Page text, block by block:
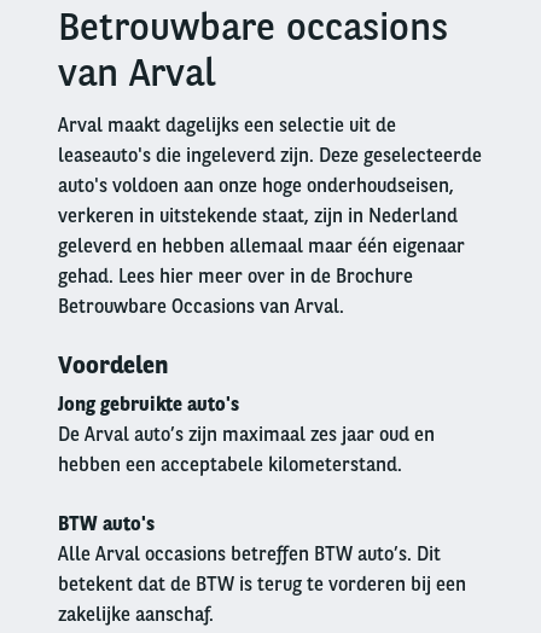
Right
columnBetrouwbare occasions
van Arval
Arval maakt dagelijks een selectie uit de
leaseauto's die ingeleverd zijn. Deze geselecteerde
auto's voldoen aan onze hoge onderhoudseisen,
verkeren in uitstekende staat, zijn in Nederland
geleverd en hebben allemaal maar één eigenaar
gehad. Lees hier meer over in de Brochure
Betrouwbare Occasions van Arval.
Voordelen
Jong gebruikte auto's
De Arval auto’s zijn maximaal zes jaar oud en
hebben een acceptabele kilometerstand.
BTW auto's
Alle Arval occasions betreffen BTW auto’s. Dit
betekent dat de BTW is terug te vorderen bij een
zakelijke aanschaf.